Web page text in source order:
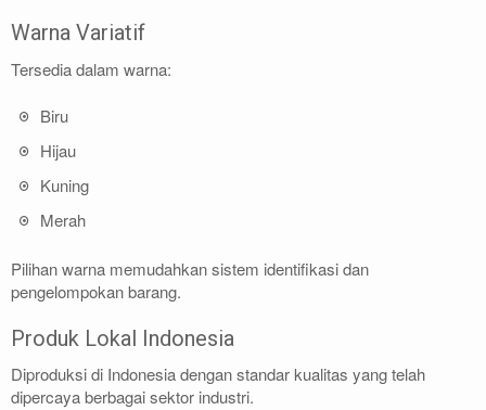
Warna Variatif
Tersedia dalam warna:
Biru
Hijau
Kuning
Merah
Pilihan warna memudahkan sistem identifikasi dan
pengelompokan barang.
Produk Lokal Indonesia
Diproduksi di Indonesia dengan standar kualitas yang telah
dipercaya berbagai sektor industri.